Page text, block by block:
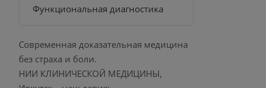
Функциональная диагностика
Современная доказательная медицина
без страха и боли.
НИИ КЛИНИЧЕСКОЙ МЕДИЦИНЫ,